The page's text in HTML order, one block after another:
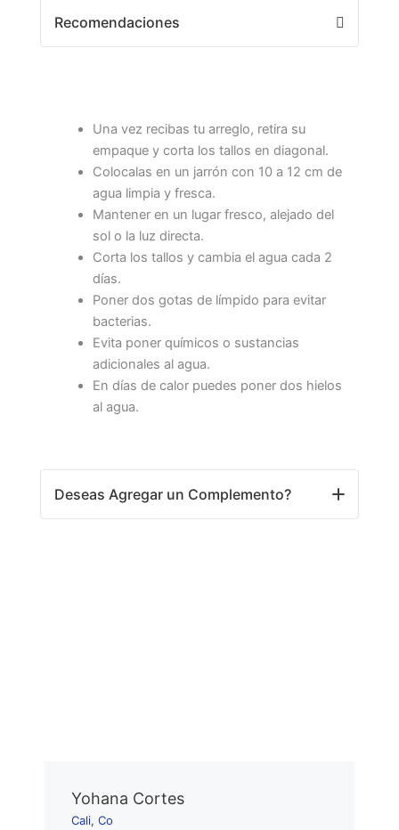
Recomendaciones
Una vez recibas tu arreglo, retira su
empaque y corta los tallos en diagonal.
Colocalas en un jarrón con 10 a 12 cm de
agua limpia y fresca.
Mantener en un lugar fresco, alejado del
sol o la luz directa.
Corta los tallos y cambia el agua cada 2
días.
Poner dos gotas de límpido para evitar
bacterias.
Evita poner químicos o sustancias
adicionales al agua.
En días de calor puedes poner dos hielos
al agua.
Deseas Agregar un Complemento?
Yohana Cortes
Cali, Co